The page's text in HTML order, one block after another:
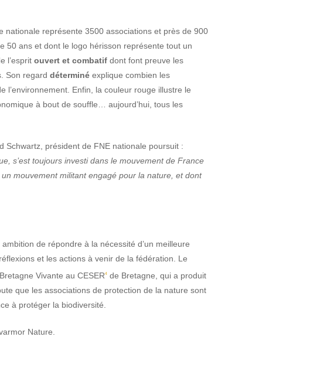
nationale représente 3500 associations et près de 900
50 ans et dont le logo hérisson représente tout un
l’esprit ouvert et combatif dont font preuve les
Son regard déterminé explique combien les
l’environnement. Enfin, la couleur rouge illustre le
à bout de souffle… aujourd’hui, tous les
Schwartz, président de FNE nationale poursuit :
s’est toujours investi dans le mouvement de France
mouvement militant engagé pour la nature, et dont
de répondre à la nécessité d’un meilleure
et les actions à venir de la fédération. Le
Vivante au CESER4 de Bretagne, qui a produit
que les associations de protection de la nature sont
à protéger la biodiversité.
Nature.